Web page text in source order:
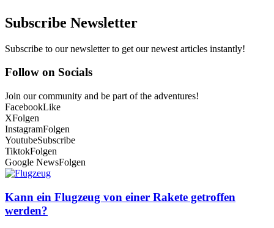
Subscribe Newsletter
Subscribe to our newsletter to get our newest articles instantly!
Follow on Socials
Join our community and be part of the adventures!
FacebookLike
XFolgen
InstagramFolgen
YoutubeSubscribe
TiktokFolgen
Google NewsFolgen
Kann ein Flugzeug von einer Rakete getroffen
werden?